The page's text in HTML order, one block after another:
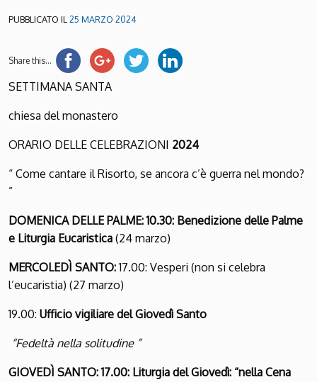
PUBBLICATO IL25 MARZO 2024
Share this...
SETTIMANA SANTA
chiesa del monastero
ORARIO DELLE CELEBRAZIONI 2024
“ Come cantare il Risorto, se ancora c’è guerra nel mondo?
”
DOMENICA DELLE PALME:10.30: Benedizione delle Palme
e Liturgia Eucaristica (24 marzo)
MERCOLEDÌ SANTO:17.00: Vesperi (non si celebra
l’eucaristia) (27 marzo)
19.00: Ufficio vigiliare del Giovedì Santo
“Fedeltà nella solitudine ”
GIOVEDÌ SANTO:17.00: Liturgia del Giovedì: “nella Cena